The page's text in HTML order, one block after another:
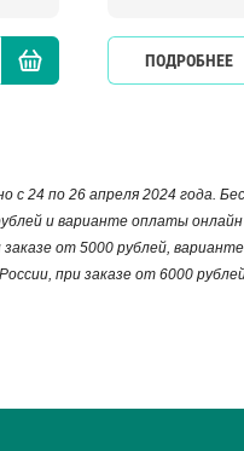
КУПИТЬПОДРОБНЕЕ
с 24 по 26 апреля 2024 года.
и варианте оплаты
от 5000 рублей,
при заказе от 6000